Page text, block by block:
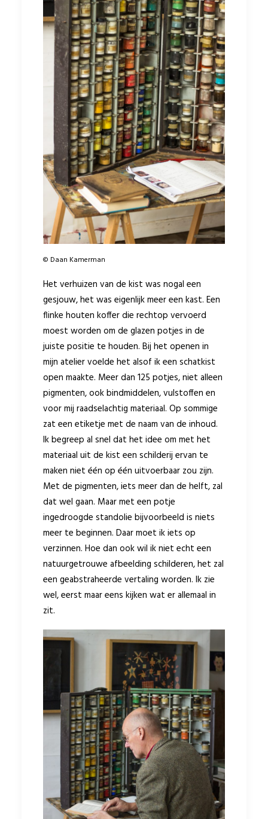
© Daan Kamerman
Het verhuizen van de kist was nogal een
gesjouw, het was eigenlijk meer een kast. Een
flinke houten koffer die rechtop vervoerd
moest worden om de glazen potjes in de
juiste positie te houden. Bij het openen in
mijn atelier voelde het alsof ik een schatkist
open maakte. Meer dan 125 potjes, niet alleen
pigmenten, ook bindmiddelen, vulstoffen en
voor mij raadselachtig materiaal. Op sommige
zat een etiketje met de naam van de inhoud.
Ik begreep al snel dat het idee om met het
materiaal uit de kist een schilderij ervan te
maken niet één op één uitvoerbaar zou zijn.
Met de pigmenten, iets meer dan de helft, zal
dat wel gaan. Maar met een potje
ingedroogde standolie bijvoorbeeld is niets
meer te beginnen. Daar moet ik iets op
verzinnen. Hoe dan ook wil ik niet echt een
natuurgetrouwe afbeelding schilderen, het zal
een geabstraheerde vertaling worden. Ik zie
wel, eerst maar eens kijken wat er allemaal in
zit.